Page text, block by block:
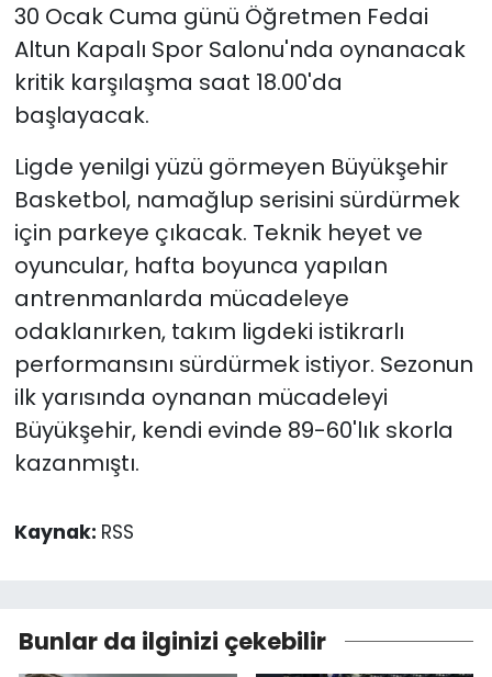
30 Ocak Cuma günü Öğretmen Fedai
Altun Kapalı Spor Salonu'nda oynanacak
kritik karşılaşma saat 18.00'da
başlayacak.
Ligde yenilgi yüzü görmeyen Büyükşehir
Basketbol, namağlup serisini sürdürmek
için parkeye çıkacak. Teknik heyet ve
oyuncular, hafta boyunca yapılan
antrenmanlarda mücadeleye
odaklanırken, takım ligdeki istikrarlı
performansını sürdürmek istiyor. Sezonun
ilk yarısında oynanan mücadeleyi
Büyükşehir, kendi evinde 89-60'lık skorla
kazanmıştı.
Kaynak: RSS
Bunlar da ilginizi çekebilir